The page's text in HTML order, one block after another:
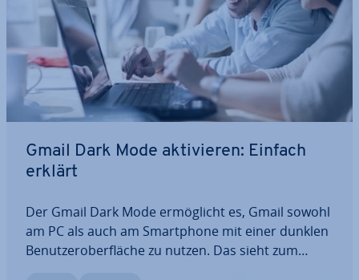
Gmail Dark Mode ak­ti­vie­ren: Einfach
erklärt
Der Gmail Dark Mode er­mög­licht es, Gmail sowohl
am PC als auch am Smart­phone mit einer dunklen
Be­nut­zer­ober­flä­che zu nutzen. Das sieht zum